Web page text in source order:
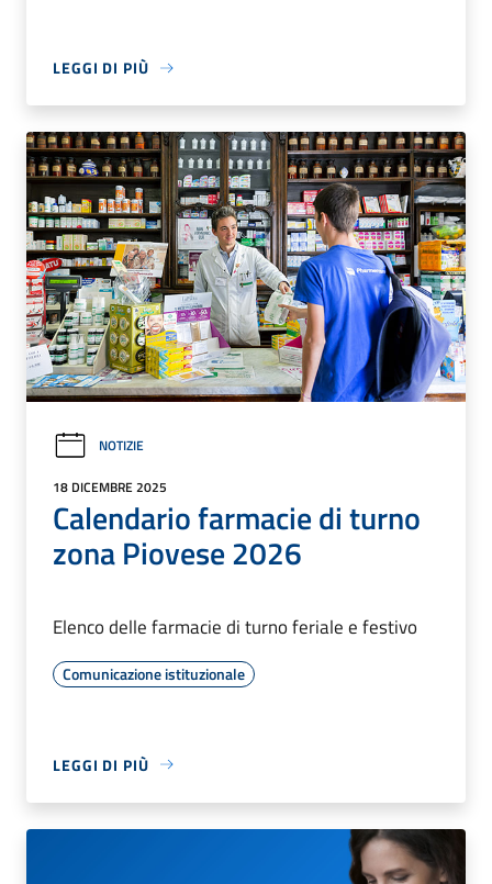
LEGGI DI PIÙ
NOTIZIE
18 DICEMBRE 2025
Calendario farmacie di turno
zona Piovese 2026
Elenco delle farmacie di turno feriale e festivo
Comunicazione istituzionale
LEGGI DI PIÙ